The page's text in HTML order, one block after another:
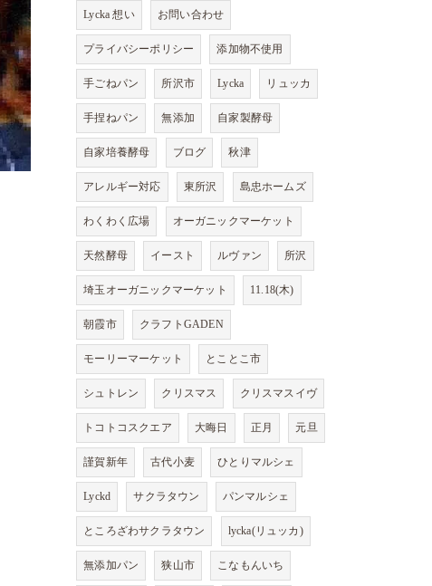
Lycka 想い お問い合わせ
プライバシーポリシー 添加物不使用
手ごねパン 所沢市 Lycka リュッカ
手捏ねパン 無添加 自家製酵母
自家培養酵母 ブログ 秋津
アレルギー対応 東所沢 島忠ホームズ
わくわく広場 オーガニックマーケット
天然酵母 イースト ルヴァン 所沢
埼玉オーガニックマーケット 11.18(木)
朝霞市 クラフトGADEN
モーリーマーケット とことこ市
シュトレン クリスマス クリスマスイヴ
トコトコスクエア 大晦日 正月 元旦
謹賀新年 古代小麦 ひとりマルシェ
Lyckd サクラタウン パンマルシェ
ところざわサクラタウン lycka(リュッカ)
無添加パン 狭山市 こなもんいち